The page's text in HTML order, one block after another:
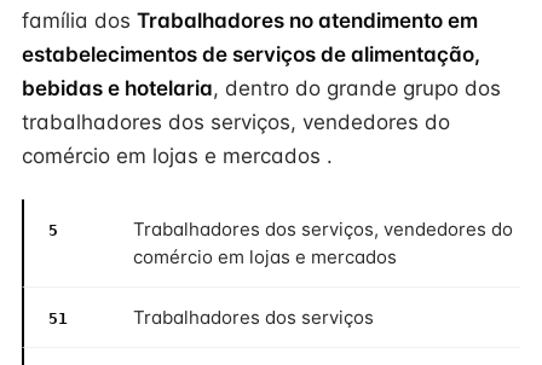
família dos Trabalhadores no atendimento em
estabelecimentos de serviços de alimentação,
bebidas e hotelaria, dentro do grande grupo dos
trabalhadores dos serviços, vendedores do
comércio em lojas e mercados .
5
Trabalhadores dos serviços, vendedores do
comércio em lojas e mercados
51 Trabalhadores dos serviços